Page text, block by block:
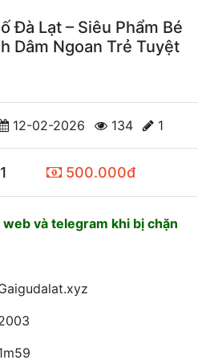
Đà Lạt – Siêu Phẩm Bé
Dâm Ngoan Trẻ Tuyệt
12-02-2026 134 1
500.000đ
web và telegram khi bị chặn